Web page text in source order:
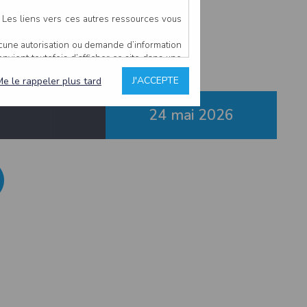
Croisic
24 mai 2026
liens vers ces autres ressources vous
autorisation ou demande d’information
toutefois d’afficher ce site dans une
estime non conforme à l’objet du site
comme étant fiables.
typographiques.
sur ce site.
avoir fait l’objet de mises à jour. En
prend connaissance.
l’utilisateur, qui assume la totalité des
l’interprétation ou de l’utilisation des
hors du contrôle de l’EDITEUR, et
services.
J'ACCEPTE
le rappeler plus tard